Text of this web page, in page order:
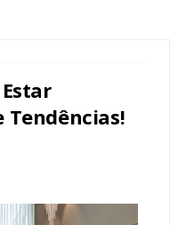
Tendências!